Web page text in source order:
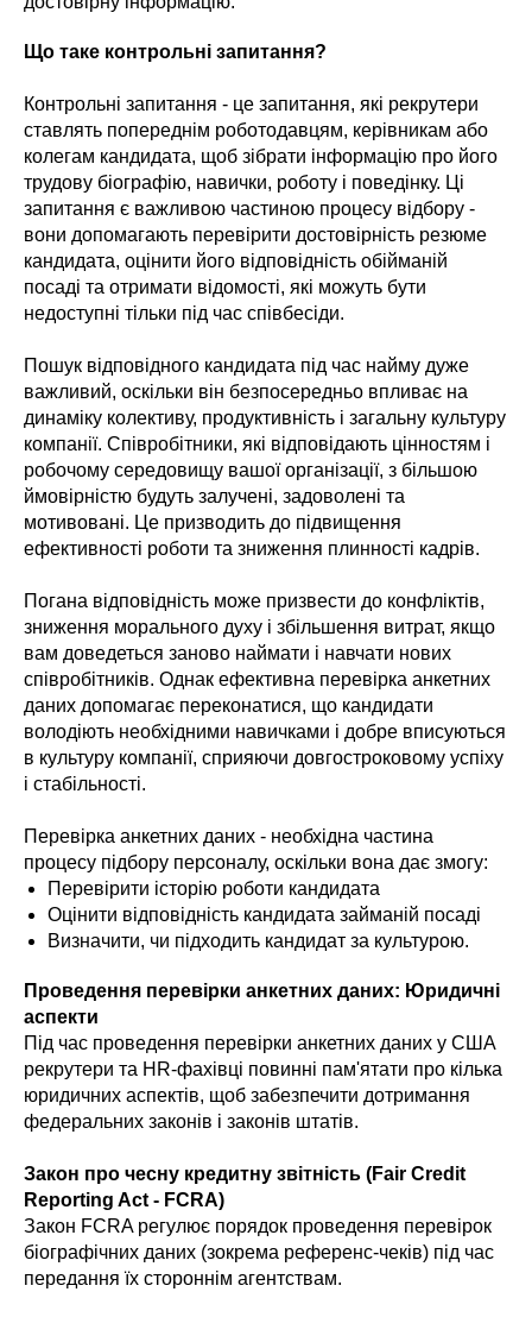
Що таке контрольні запитання?
Контрольні запитання - це запитання, які рекрутери
ставлять попереднім роботодавцям, керівникам або
колегам кандидата, щоб зібрати інформацію про його
трудову біографію, навички, роботу і поведінку. Ці
запитання є важливою частиною процесу відбору -
вони допомагають перевірити достовірність резюме
кандидата, оцінити його відповідність обійманій
посаді та отримати відомості, які можуть бути
недоступні тільки під час співбесіди.
Пошук відповідного кандидата під час найму дуже
важливий, оскільки він безпосередньо впливає на
динаміку колективу, продуктивність і загальну культуру
компанії. Співробітники, які відповідають цінностям і
робочому середовищу вашої організації, з більшою
ймовірністю будуть залучені, задоволені та
мотивовані. Це призводить до підвищення
ефективності роботи та зниження плинності кадрів.
Погана відповідність може призвести до конфліктів,
зниження морального духу і збільшення витрат, якщо
вам доведеться заново наймати і навчати нових
співробітників. Однак ефективна перевірка анкетних
даних допомагає переконатися, що кандидати
володіють необхідними навичками і добре вписуються
в культуру компанії, сприяючи довгостроковому успіху
і стабільності.
Перевірка анкетних даних - необхідна частина
процесу підбору персоналу, оскільки вона дає змогу:
Перевірити історію роботи кандидата
Оцінити відповідність кандидата займаній посаді
Визначити, чи підходить кандидат за культурою.
Проведення перевірки анкетних даних: Юридичні
аспекти
Під час проведення перевірки анкетних даних у США
рекрутери та HR-фахівці повинні пам'ятати про кілька
юридичних аспектів, щоб забезпечити дотримання
федеральних законів і законів штатів.
Закон про чесну кредитну звітність (Fair Credit
Reporting Act - FCRA)
Закон FCRA регулює порядок проведення перевірок
біографічних даних (зокрема референс-чеків) під час
передання їх стороннім агентствам.